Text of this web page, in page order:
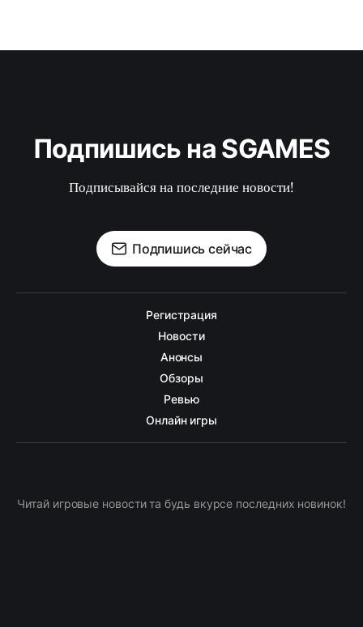
Подпишись на SGAMES
Подписывайся на последние новости!
Подпишись сейчас
Регистрация
Новости
Анонсы
Обзоры
Ревью
Онлайн игры
Читай игровые новости та будь вкурсе последних новинок!